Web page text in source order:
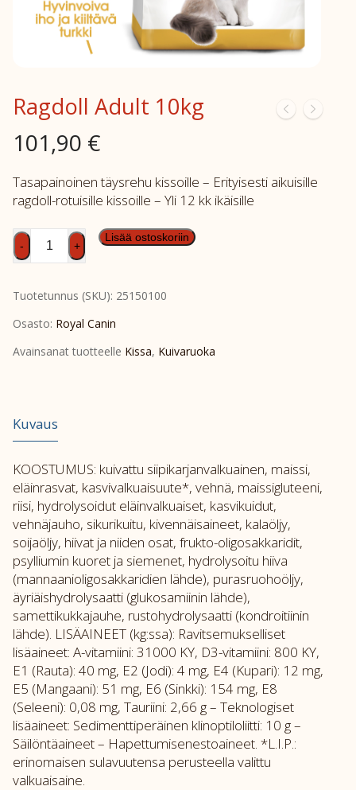
Ragdoll Adult 10kg
101,90 €
Tasapainoinen täysrehu kissoille – Erityisesti aikuisille
ragdoll-rotuisille kissoille – Yli 12 kk ikäisille
Ragdoll
Adult
määrä
- +
Lisää ostoskoriin
Tuotetunnus (SKU): 25150100
Osasto: Royal Canin
Avainsanat tuotteelle Kissa, Kuivaruoka
Kuvaus
KOOSTUMUS: kuivattu siipikarjanvalkuainen, maissi,
eläinrasvat, kasvivalkuaisuute*, vehnä, maissigluteeni,
riisi, hydrolysoidut eläinvalkuaiset, kasvikuidut,
vehnäjauho, sikurikuitu, kivennäisaineet, kalaöljy,
soijaöljy, hiivat ja niiden osat, frukto-oligosakkaridit,
psylliumin kuoret ja siemenet, hydrolysoitu hiiva
(mannaanioligosakkaridien lähde), purasruohoöljy,
äyriäishydrolysaatti (glukosamiinin lähde),
samettikukkajauhe, rustohydrolysaatti (kondroitiinin
lähde). LISÄAINEET (kg:ssa): Ravitsemukselliset
lisäaineet: A-vitamiini: 31000 KY, D3-vitamiini: 800 KY,
E1 (Rauta): 40 mg, E2 (Jodi): 4 mg, E4 (Kupari): 12 mg,
E5 (Mangaani): 51 mg, E6 (Sinkki): 154 mg, E8
(Seleeni): 0,08 mg, Tauriini: 2,66 g – Teknologiset
lisäaineet: Sedimenttiperäinen klinoptiloliitti: 10 g –
Säilöntäaineet – Hapettumisenestoaineet. *L.I.P.:
erinomaisen sulavuutensa perusteella valittu
valkuaisaine.